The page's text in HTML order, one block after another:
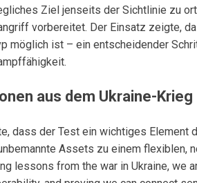
Ziel jenseits der Sichtlinie zu
vorbereitet. Der Einsatz zeigte,
möglich ist – ein entscheidender
aus dem Ukraine-Krieg
dass der Test ein wichtiges Element
Assets zu einem flexiblen,
lessons from the war in Ukraine, we